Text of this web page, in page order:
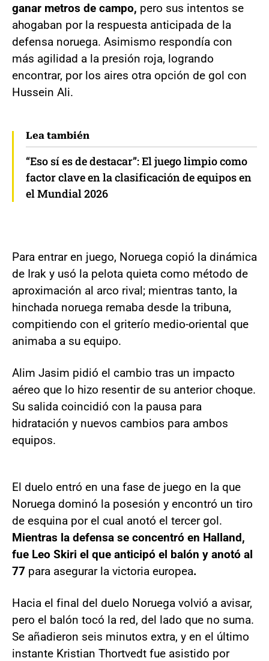
ganar metros de campo, pero sus intentos se
ahogaban por la respuesta anticipada de la
defensa noruega. Asimismo respondía con
más agilidad a la presión roja, logrando
encontrar, por los aires otra opción de gol con
Hussein Ali.
Lea también
“Eso sí es de destacar”: El juego limpio como
factor clave en la clasificación de equipos en
el Mundial 2026
Para entrar en juego, Noruega copió la dinámica
de Irak y usó la pelota quieta como método de
aproximación al arco rival; mientras tanto, la
hinchada noruega remaba desde la tribuna,
compitiendo con el griterío medio-oriental que
animaba a su equipo.
Alim Jasim pidió el cambio tras un impacto
aéreo que lo hizo resentir de su anterior choque.
Su salida coincidió con la pausa para
hidratación y nuevos cambios para ambos
equipos.
El duelo entró en una fase de juego en la que
Noruega dominó la posesión y encontró un tiro
de esquina por el cual anotó el tercer gol.
Mientras la defensa se concentró en Halland,
fue Leo Skiri el que anticipó el balón y anotó al
77 para asegurar la victoria europea.
Hacia el final del duelo Noruega volvió a avisar,
pero el balón tocó la red, del lado que no suma.
Se añadieron seis minutos extra, y en el último
instante Kristian Thortvedt fue asistido por